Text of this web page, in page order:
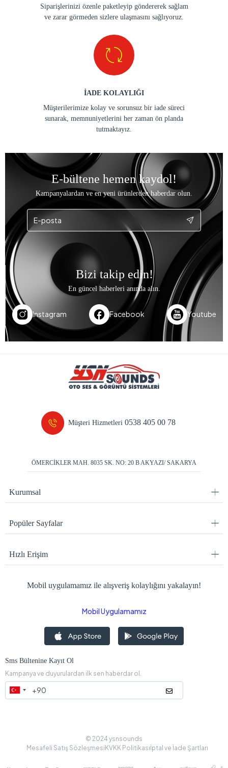
Siparişlerinizi özenle paketleyip göndererek sağlam
ve zarar görmeden sizlere ulaşmasını sağlıyoruz.
İADE KOLAYLIĞI
Müşterilerimize kolay ve sorunsuz bir iade süreci
sunarak, memnuniyetlerini her zaman ön planda
tutmaktayız.
E-bültene hemen kaydol!
Kampanyalardan ve en yeni ürünlerden haberdar olun.
Bizi takip edin!
En güncel haberleri anında alın.
Instagram Facebook Youtube
Müşteri Hizmetleri0538 405 00 78
ÖMERCİKLER MAH. 8035 SK. NO: 20 B AKYAZI/ SAKARYA
Kurumsal
Popüler Sayfalar
Hızlı Erişim
Mobil uygulamamız ile alışveriş kolaylığını yakalayın!
Mobil Uygulamamız
Sms Bültenine Kayıt Ol
Kampanya ve duyurulardan ilk sen haberdar ol.
© 2024 ysnsounds
Mesafeli Satış Sözleşmesi KVKK Politikasıİptal ve İade Şartları